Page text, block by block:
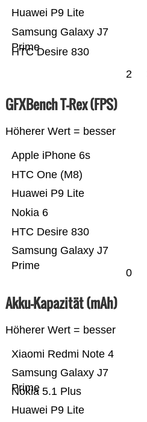
HTC Desire 830
Samsung Galaxy J7
Prime
Huawei P9 Lite
2
GFXBench T-Rex (FPS)
Höherer Wert = besser
Samsung Galaxy J7
Prime
HTC Desire 830
Nokia 6
Huawei P9 Lite
HTC One (M8)
Apple iPhone 6s
0
Akku-Kapazität (mAh)
Höherer Wert = besser
Huawei P9 Lite
Nokia 5.1 Plus
Samsung Galaxy J7
Prime
Xiaomi Redmi Note 4